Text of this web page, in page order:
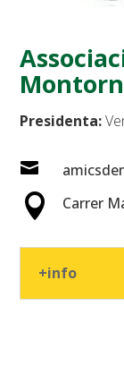
Presidenta:

 Carrer
+info